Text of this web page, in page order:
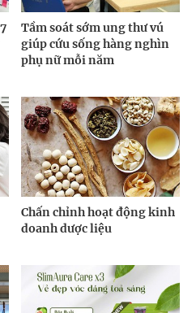
Tầm soát sớm ung thư vú
giúp cứu sống hàng nghìn
phụ nữ mỗi năm
Chấn chỉnh hoạt động kinh
doanh dược liệu